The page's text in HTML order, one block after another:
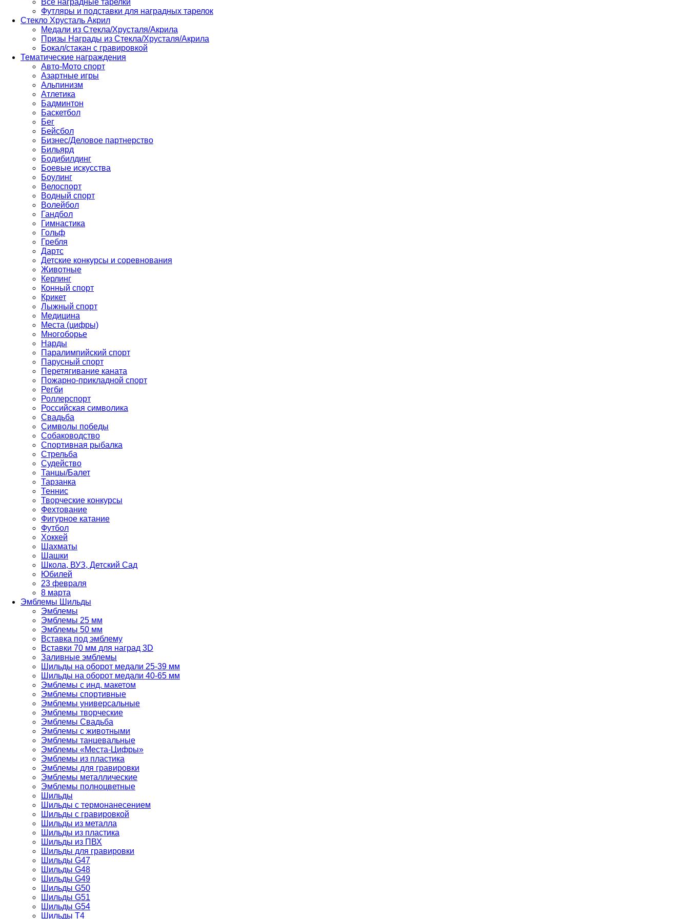
Все наградные тарелки
Футляры и подставки для наградных тарелок
Стекло Хрусталь Акрил
Медали из Стекла/Хрусталя/Акрила
Призы Награды из Стекла/Хрусталя/Акрила
Бокал/стакан с гравировкой
Тематические награждения
Авто-Мото спорт
Азартные игры
Альпинизм
Атлетика
Бадминтон
Баскетбол
Бег
Бейсбол
Бизнес/Деловое партнерство
Бильярд
Бодибилдинг
Боевые искусства
Боулинг
Велоспорт
Водный спорт
Волейбол
Гандбол
Гимнастика
Гольф
Гребля
Дартс
Детские конкурсы и соревнования
Животные
Керлинг
Конный спорт
Крикет
Лыжный спорт
Медицина
Места (цифры)
Многоборье
Нарды
Паралимпийский спорт
Парусный спорт
Перетягивание каната
Пожарно-прикладной спорт
Регби
Роллерспорт
Российская символика
Свадьба
Символы победы
Собаководство
Спортивная рыбалка
Стрельба
Судейство
Танцы/Балет
Тарзанка
Теннис
Творческие конкурсы
Фехтование
Фигурное катание
Футбол
Хоккей
Шахматы
Шашки
Школа, ВУЗ, Детский Сад
Юбилей
23 февраля
8 марта
Эмблемы Шильды
Эмблемы
Эмблемы 25 мм
Эмблемы 50 мм
Вставка под эмблему
Вставки 70 мм для наград 3D
Заливные эмблемы
Шильды на оборот медали 25-39 мм
Шильды на оборот медали 40-65 мм
Эмблемы с инд. макетом
Эмблемы спортивные
Эмблемы универсальные
Эмблемы творческие
Эмблемы Свадьба
Эмблемы с животными
Эмблемы танцевальные
Эмблемы «Места-Цифры»
Эмблемы из пластика
Эмблемы для гравировки
Эмблемы металлические
Эмблемы полноцветные
Шильды
Шильды с термонанесением
Шильды с гравировкой
Шильды из металла
Шильды из пластика
Шильды из ПВХ
Шильды для гравировки
Шильды G47
Шильды G48
Шильды G49
Шильды G50
Шильды G51
Шильды G54
Шильды T4